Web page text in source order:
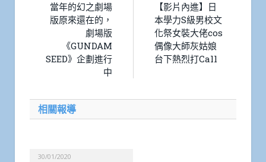
當年的幻之劇場
版原來還在的，
劇場版
《GUNDAM
SEED》企劃進行
中
【影片內進】日
本學力S級男校文
化祭女裝大佬cos
偶像大師灰姑娘
台下熱烈打Call
相關報導
30/01/2020